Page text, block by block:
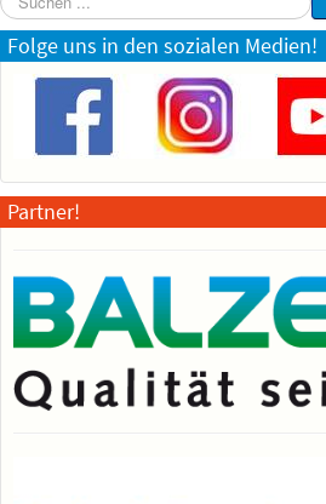
...
Folge uns in den sozialen Medien!
Partner!